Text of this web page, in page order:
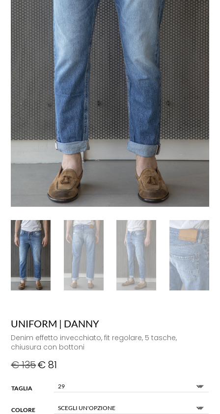
UNIFORM | DANNY
Denim effetto invecchiato, fit regolare, 5 tasche,
chiusura con bottoni
€135€81
TAGLIA
COLORE